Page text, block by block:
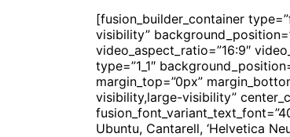
[fusion_builder_container
visibility”
video_aspect_ratio=”16:9″
type=”1_1″
margin_top=”0px”
visibility,large-visibility”
Ubuntu, Cantarell, ‘Helvetica